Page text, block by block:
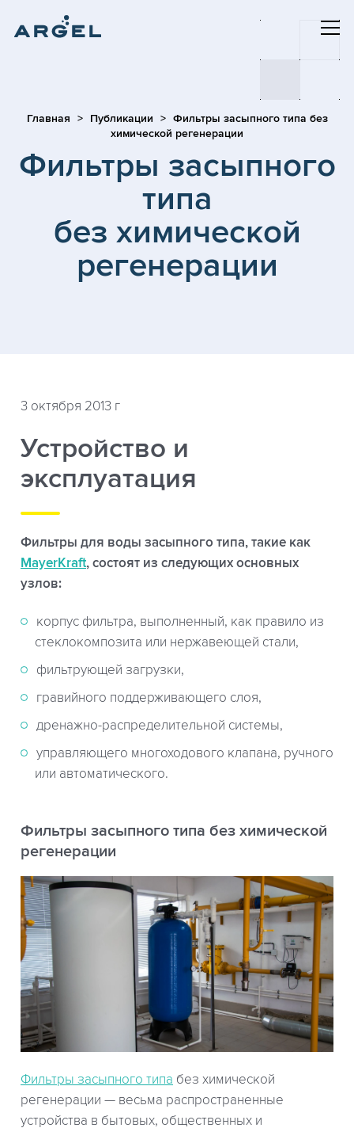
Главная Публикации
Фильтры засыпного типа без
химической регенерации
Фильтры засыпного
типа
без химической
регенерации
3 октября 2013 г
Устройство и
эксплуатация
Фильтры для воды засыпного типа, такие как
MayerKraft, состоят из следующих основных
узлов:
корпус фильтра, выполненный, как правило из
стеклокомпозита или нержавеющей стали,
фильтрующей загрузки,
гравийного поддерживающего слоя,
дренажно-распределительной системы,
управляющего многоходового клапана, ручного
или автоматического.
Фильтры засыпного типа без химической
регенерации
Фильтры засыпного типа без химической
регенерации — весьма распространенные
устройства в бытовых, общественных и